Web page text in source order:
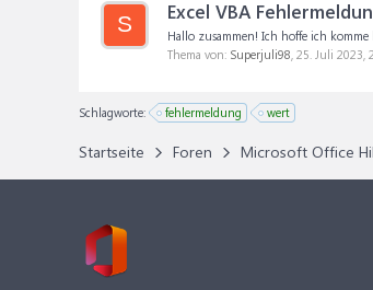
S Excel VBA
Hallo zusammen! Ich hoffe ich
Thema von: Superjuli98, 25. Juli 2023,
Schlagworte: fehlermeldung wert
Startseite Foren Microsoft Office